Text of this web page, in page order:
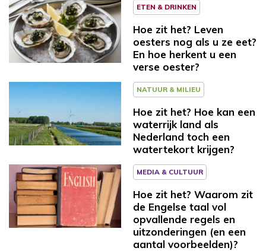
ETEN & DRINKEN
Hoe zit het? Leven
oesters nog als u ze eet?
En hoe herkent u een
verse oester?
NATUUR & MILIEU
Hoe zit het? Hoe kan een
waterrijk land als
Nederland toch een
watertekort krijgen?
MEDIA & CULTUUR
Hoe zit het? Waarom zit
de Engelse taal vol
opvallende regels en
uitzonderingen (en een
aantal voorbeelden)?